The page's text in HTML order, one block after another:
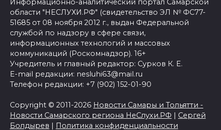
Информационно-аналитический портал Самарской
области "НЕСЛУХИ.РФ" (свидетельство ЭЛ № ФС77-
51685 от 08 ноября 2012 г., выдан Федеральной
службой по надзору в сфере связи,
информационных технологий и массовых
коммуникаций (Роскомнадзор). 16+
Учредитель и главный редактор: Сурков К. Е.
E-mail редакции: nesluhi63@mail.ru
Телефон редакции: +7 (902) 152-01-90
Copyright © 2011-2026 Новости Самары и Тольятти -
Новости Самарского региона НеСлухи.РФ
Сергей
Болдырев
Политика конфиденциальности